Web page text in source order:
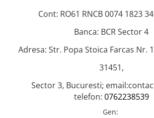
Hartie Quilling
Penare
neechipat
Penar borseta neechipat
Cont: RO61 RNCB 0074 1823
Banca: BCR Sector 4
Adresa: Str. Popa Stoica Farcas Nr.
31451,
Sector 3, Bucuresti;
telefon: 0762238539
Gen: